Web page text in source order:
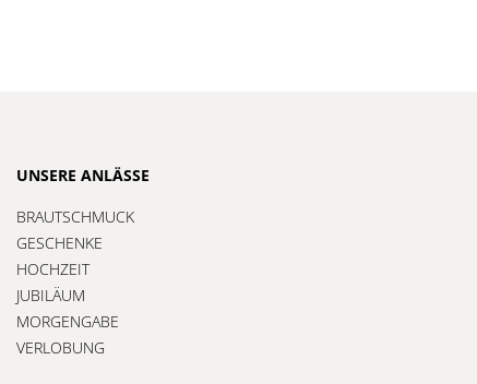
UNSERE ANLÄSSE
BRAUTSCHMUCK
GESCHENKE
HOCHZEIT
JUBILÄUM
MORGENGABE
VERLOBUNG